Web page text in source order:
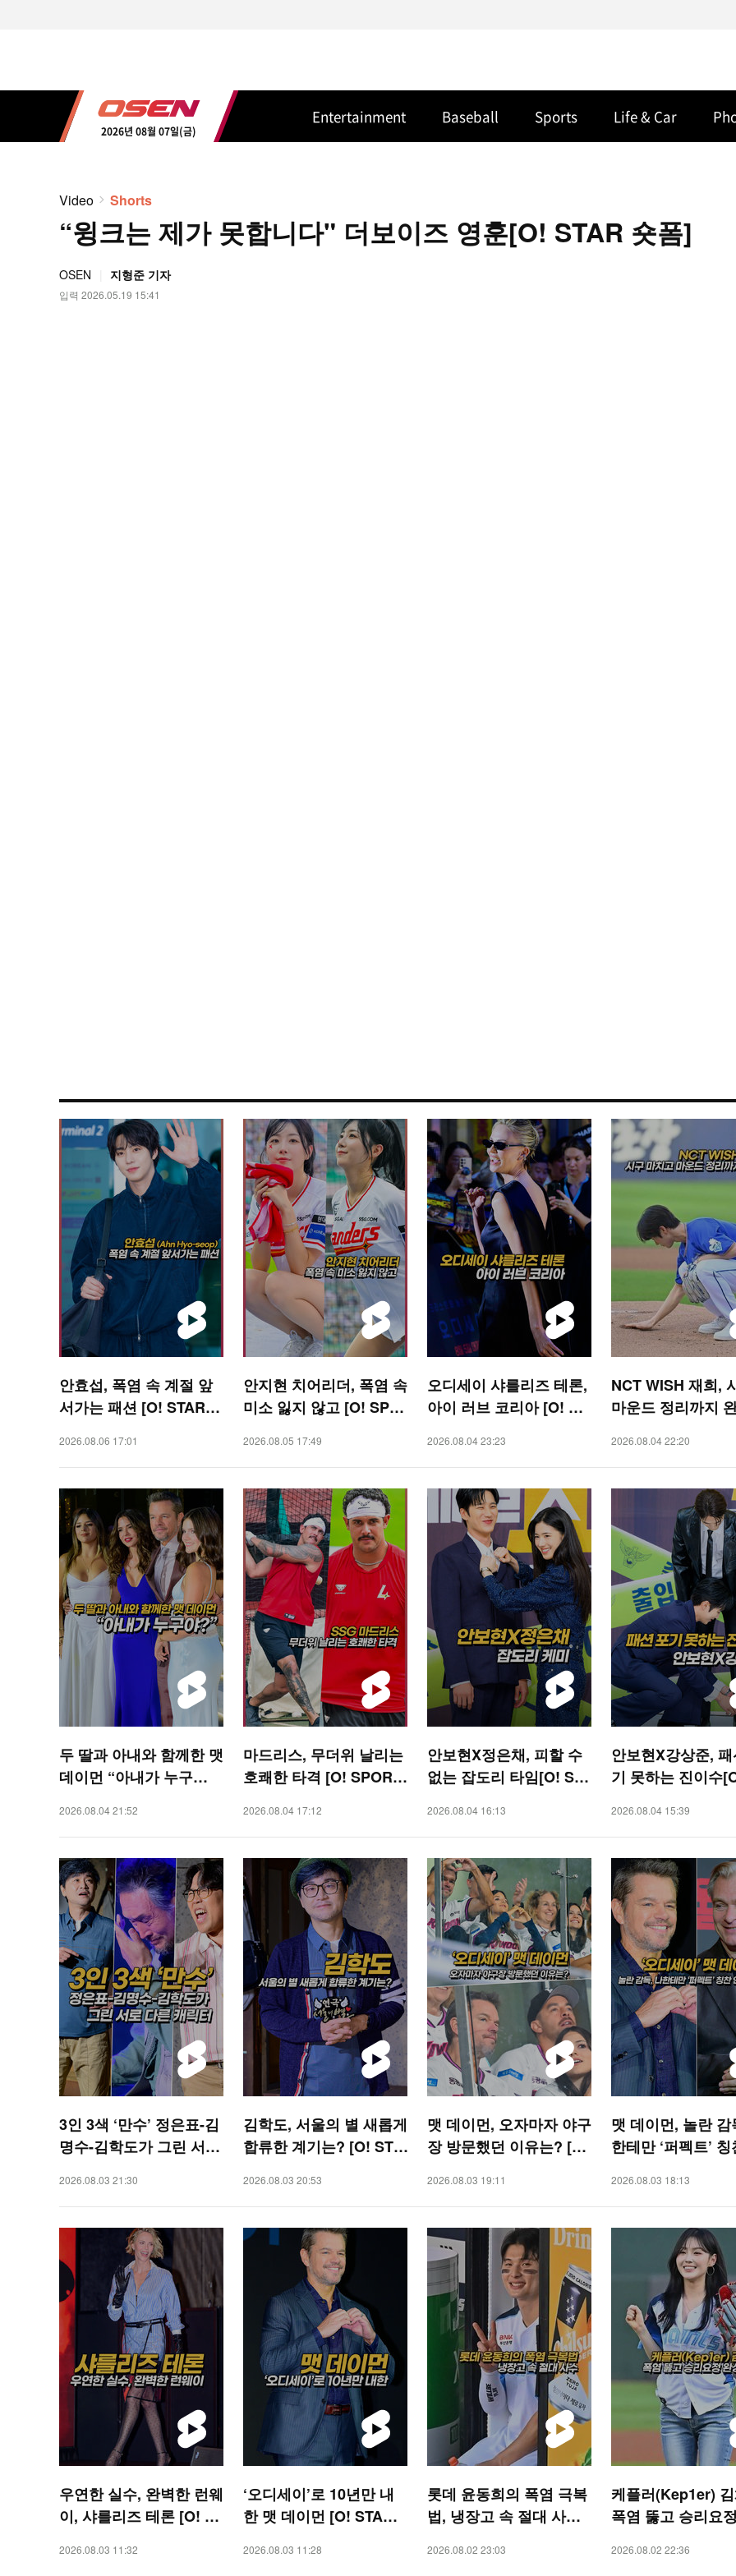
2026년 08월 07일(금)
Entertainment Baseball Sports Life & Car
Video Shorts
“윙크는 제가 못합니다" 더보이즈 영훈[O! STAR 숏폼]
OSEN 지형준 기자
입력 2026.05.19 15:41
안효섭, 폭염 속 계절 앞
서가는 패션 [O! STAR
2026.08.06 17:01
안지현 치어리더, 폭염 속
미소 잃지 않고 [O! SPO
2026.08.05 17:49
오디세이 샤를리즈 테론,
아이 러브 코리아 [O! ST
2026.08.04 23:23
NCT WISH 재희,
마운드 정리까지
2026.08.04 22:20
두 딸과 아내와 함께한 맷
데이먼 “아내가 누구
2026.08.04 21:52
마드리스, 무더위 날리는
호쾌한 타격 [O! SPORT
2026.08.04 17:12
안보현X정은채, 피할 수
없는 잡도리 타임[O! ST
2026.08.04 16:13
안보현X강상준,
기 못하는 진이수
2026.08.04 15:39
3인 3색 ‘만수’ 정은표-김
명수-김학도가 그린 서로
숏폼]
2026.08.03 21:30
김학도, 서울의 별 새롭게
합류한 계기는? [O! STA
2026.08.03 20:53
맷 데이먼, 오자마자 야구
장 방문했던 이유는? [O!
2026.08.03 19:11
맷 데이먼, 놀란 감
한테만 ‘퍼펙트’
2026.08.03 18:13
우연한 실수, 완벽한 런웨
이, 샤를리즈 테론 [O! ST
2026.08.03 11:32
‘오디세이’로 10년만 내
한 맷 데이먼 [O! STAR
2026.08.03 11:28
롯데 윤동희의 폭염 극복
법, 냉장고 속 절대 사수
2026.08.02 23:03
케플러(Kep1er)
폭염 뚫고 승리요
2026.08.02 22:36